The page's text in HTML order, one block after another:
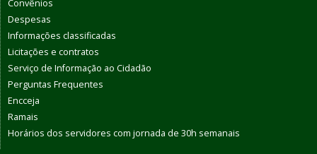
Convênios
Despesas
Informações classificadas
Licitações e contratos
Serviço de Informação ao Cidadão
Perguntas Frequentes
Encceja
Ramais
Horários dos servidores com jornada de 30h semanais